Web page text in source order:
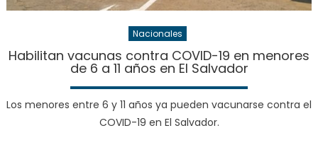
Nacionales
Habilitan vacunas contra COVID-19 en menores
de 6 a 11 años en El Salvador
Los menores entre 6 y 11 años ya pueden vacunarse contra el
COVID-19 en El Salvador.